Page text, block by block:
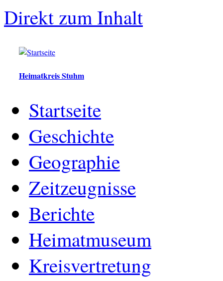
Direkt zum Inhalt
Heimatkreis Stuhm
Startseite
Geschichte
Geographie
Zeitzeugnisse
Berichte
Heimatmuseum
Kreisvertretung